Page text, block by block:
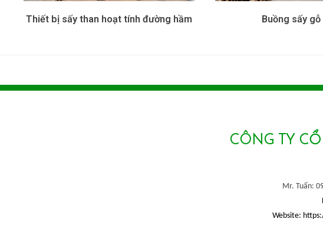
Thiết bị sấy than hoạt tính đường hầm Buồng sấy gỗ
CÔNG TY
Mr. Tuấn:
Website: